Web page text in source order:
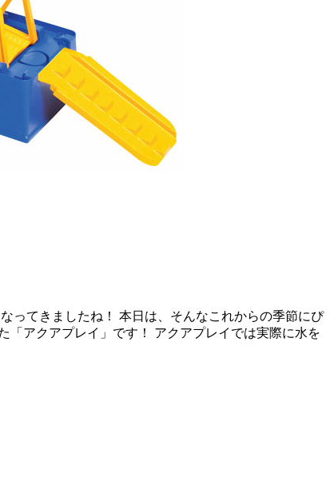
ってきましたね！ 本日は、そんなこれからの季節にぴ
アクアプレイ」です！ アクアプレイでは実際に水を